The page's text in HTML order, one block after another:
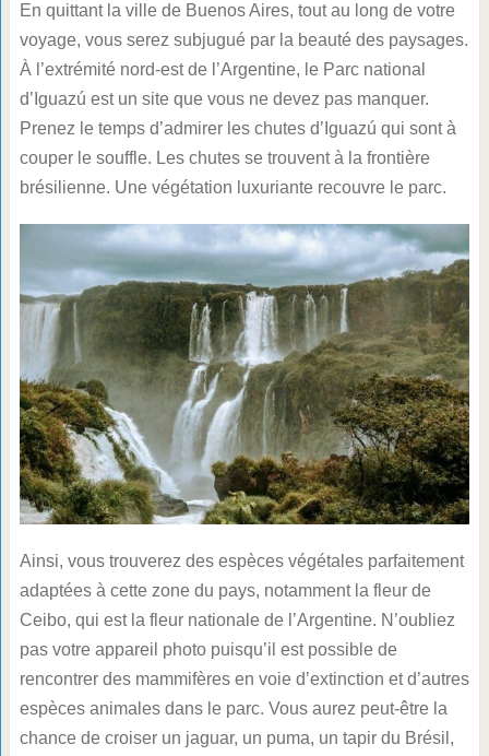
En quittant la ville de Buenos Aires, tout au long de votre
voyage, vous serez subjugué par la beauté des paysages.
À l’extrémité nord-est de l’Argentine, le Parc national
d’Iguazú est un site que vous ne devez pas manquer.
Prenez le temps d’admirer les chutes d’Iguazú qui sont à
couper le souffle. Les chutes se trouvent à la frontière
brésilienne. Une végétation luxuriante recouvre le parc.
Ainsi, vous trouverez des espèces végétales parfaitement
adaptées à cette zone du pays, notamment la fleur de
Ceibo, qui est la fleur nationale de l’Argentine. N’oubliez
pas votre appareil photo puisqu’il est possible de
rencontrer des mammifères en voie d’extinction et d’autres
espèces animales dans le parc. Vous aurez peut-être la
chance de croiser un jaguar, un puma, un tapir du Brésil,